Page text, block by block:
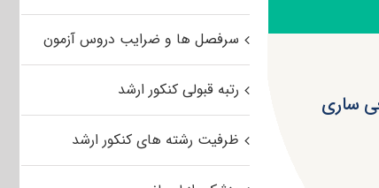
سرفصل ها و ضرایب دروس آزمون
رتبه قبولی کنکور ارشد
ظرفیت رشته های کنکور ارشد